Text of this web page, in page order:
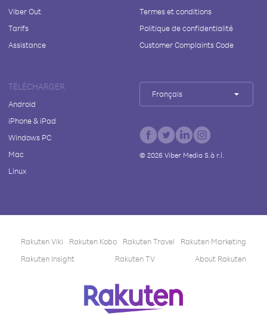
Viber Out
Tarifs
Assistance
Termes et conditions
Politique de confidentialité
Customer Complaints Code
TÉLÉCHARGER
Android
iPhone & iPad
Windows PC
Mac
Linux
Français
© 2026Viber Media S.à r.l.
Rakuten Viki Rakuten Kobo Rakuten Travel
Rakuten Marketing
Rakuten Insight
Rakuten TV About Rakuten